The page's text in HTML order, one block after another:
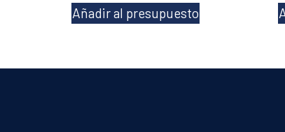
Añadir al presupuesto